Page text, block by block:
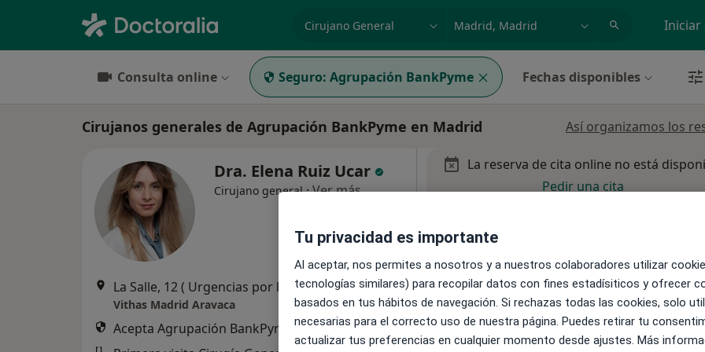
Iniciar
Consulta online Seguro: Agrupación BankPyme Fechas disponibles
Cirujanos generales de Agrupación BankPyme en Madrid Así organizamos los
Dra. Elena Ruiz Ucar
Cirujano general·Ver más
La Salle, 12 ( Urgencias por la calle Ganímedes), Madrid •Mapa
Vithas Madrid Aravaca
Acepta Agrupación BankPyme
La reserva de cita online no está
Pedir una cita
Tu privacidad es importante
Al aceptar, nos permites a nosotros y a nuestros colaboradores utilizar
tecnologías similares) para recopilar datos con fines estadísiticos y ofrecer
basados en tus hábitos de navegación. Si rechazas todas las cookies, solo
necesarias para el correcto uso de nuestra página. Puedes retirar tu
actualizar tus preferencias en cualquier momento desde ajustes. Más